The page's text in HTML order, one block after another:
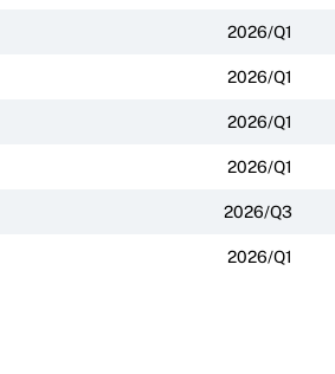
2026/Q1
2026/Q1
2026/Q1
2026/Q1
2026/Q3
2026/Q1